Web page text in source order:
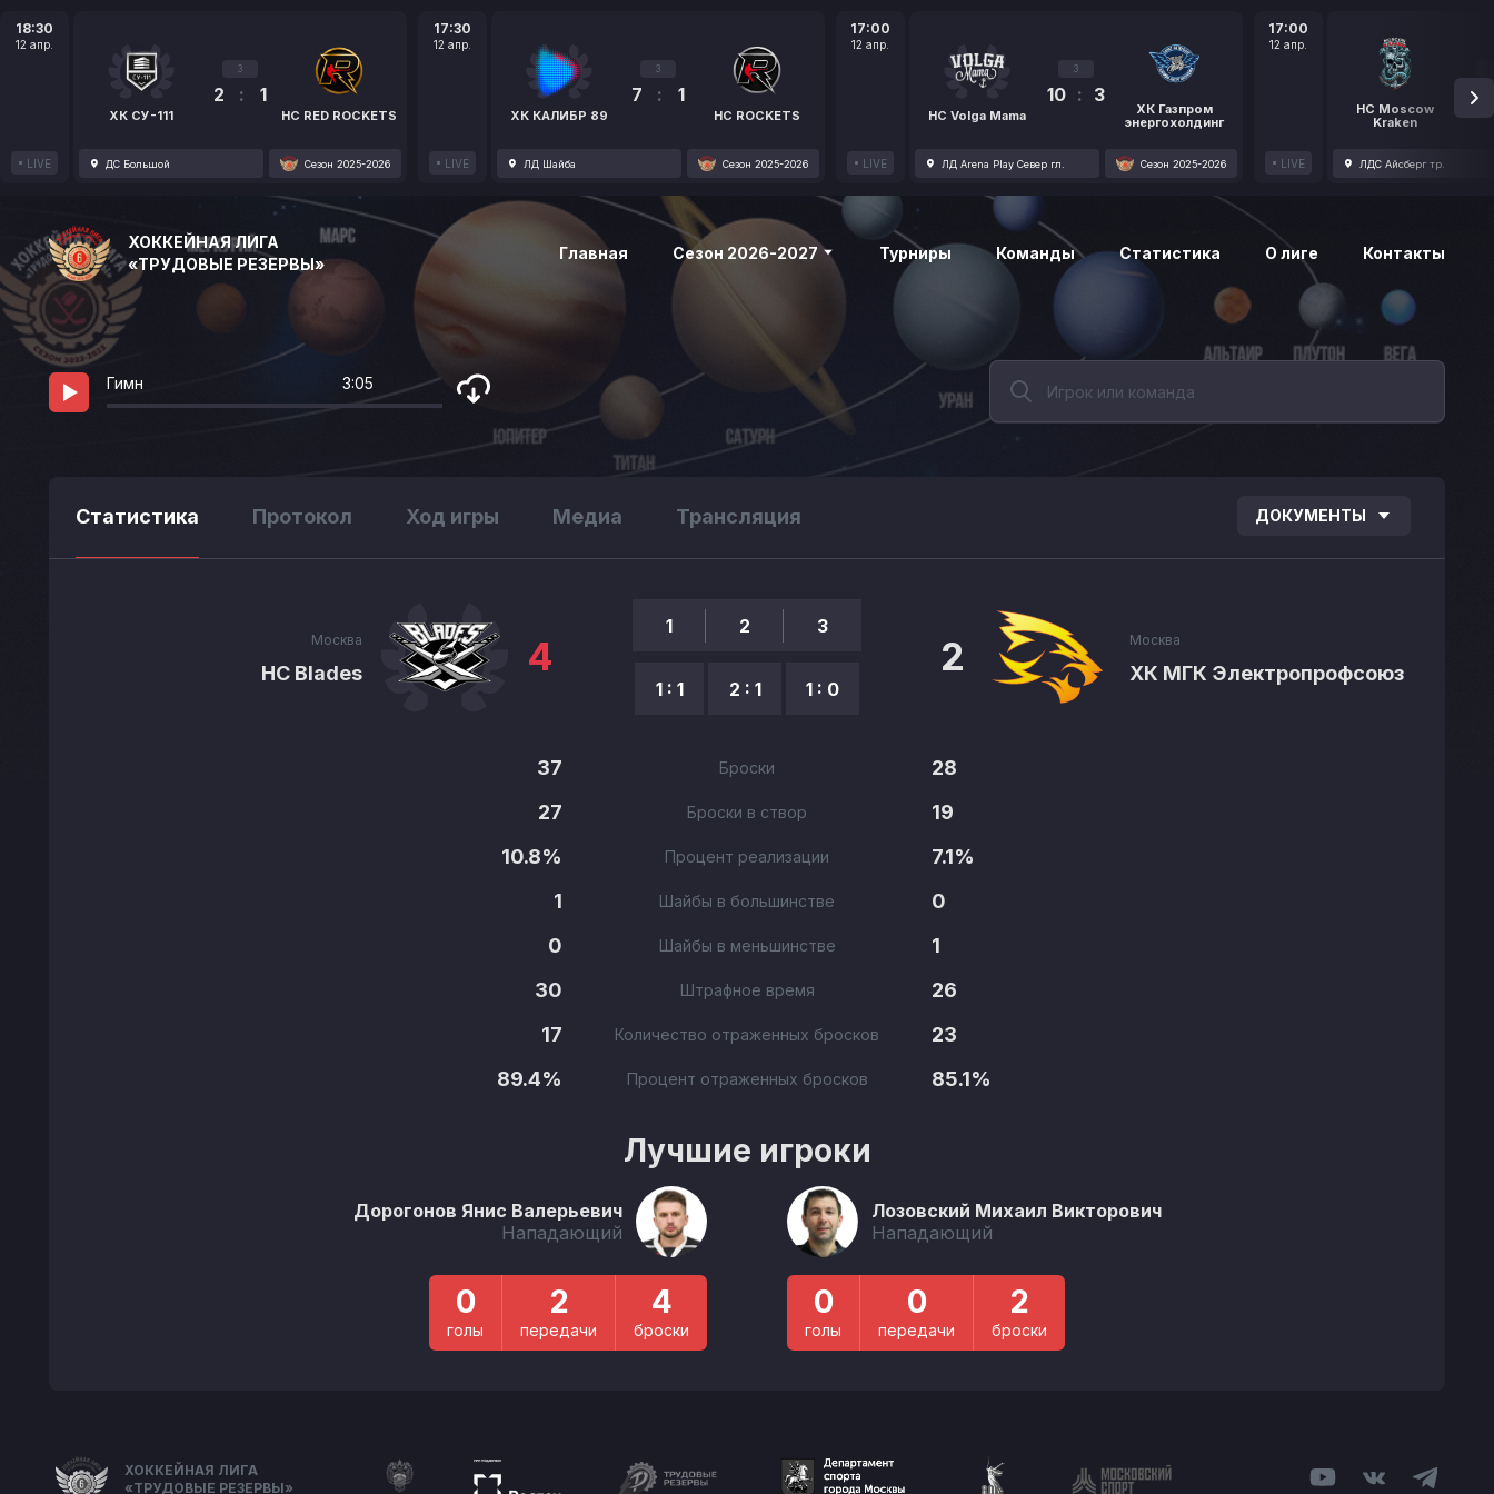
18:30
12 апр.
LIVE
ХК СУ-111
3
2 : 1
HC RED ROCKETS
ДС Большой Сезон 2025-2026
17:30
12 апр.
LIVE
ХК КАЛИБР 89
3
7 : 1
HC ROCKETS
ЛД Шайба Сезон 2025-2026
17:00
12 апр.
LIVE
HC Volga Mama
3
10 : 3
ХК Газпром
энергохолдинг
ЛД Arena Play Север гл. Сезон 2025-2026
17:00
12 апр.
LIVE
HC Moscow
Kraken
1
ЛДС Айсберг тр.
ХОККЕЙНАЯ ЛИГА
«ТРУДОВЫЕ РЕЗЕРВЫ»
Главная Сезон 2026-2027 Турниры Команды Статистика О лиге Контакты
Гимн 3:05
Статистика Протокол Ход игры Медиа Трансляция ДОКУМЕНТЫ
Москва
HC Blades 4
1
1 : 1
2
2 : 1
3
1 : 0
Москва
ХК МГК Электропрофсоюз
2
37 Броски
28
27
Броски в створ
19
10.8%
Процент реализации
7.1%
1
Шайбы в большинстве
0
0
Шайбы в меньшинстве
1
30
Штрафное время
26
17
Количество отраженных бросков
23
89.4%
Процент отраженных бросков 85.1%
Лучшие игроки
Дорогонов Янис Валерьевич
Нападающий
0
голы
2
передачи
4
броски
Лозовский Михаил Викторович
Нападающий
0
голы
0
передачи
2
броски
ХОККЕЙНАЯ ЛИГА
«ТРУДОВЫЕ РЕЗЕРВЫ»